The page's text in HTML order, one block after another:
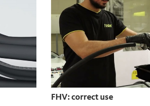
FHV: correct use